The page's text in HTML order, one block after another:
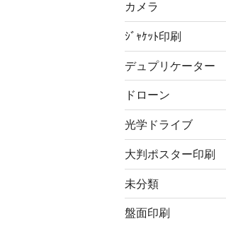
カメラ
ｼﾞｬｹｯﾄ印刷
デュプリケーター
ドローン
光学ドライブ
大判ポスター印刷
未分類
盤面印刷